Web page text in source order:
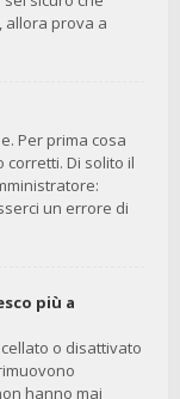
allora prova a
Per prima cosa
Di solito il
un errore di
più a
o disattivato
hanno mai